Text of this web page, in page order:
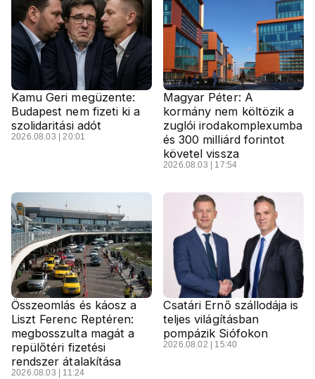
Kamu Geri megüzente:
Budapest nem fizeti ki a
szolidaritási adót
2026.08.03 | 20:01
Magyar Péter: A
kormány nem költözik a
zuglói irodakomplexumba
és 300 milliárd forintot
követel vissza
2026.08.03 | 17:54
Összeomlás és káosz a
Liszt Ferenc Reptéren:
megbosszulta magát a
repülőtéri fizetési
rendszer átalakítása
2026.08.03 | 11:24
Csatári Ernő szállodája is
teljes világításban
pompázik Siófokon
2026.08.02 | 15:40